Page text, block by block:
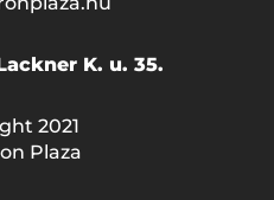
K. u. 35.
2021
Plaza